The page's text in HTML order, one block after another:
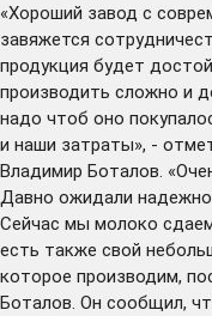
«Хороший завод с
завяжется
продукция будет
производить сложно и
надо чтоб оно
и наши затраты», -
Владимир Боталов.
Давно ожидали
Сейчас мы молоко
есть также свой
которое производим,
Боталов. Он сообщил,